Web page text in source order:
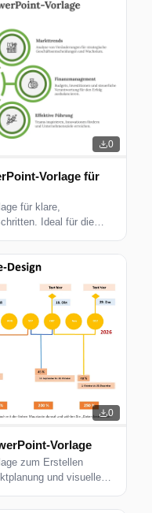
0
Vorlage für
für klare,
Ideal für die
0
Vorlage
zum Erstellen
und visuelles